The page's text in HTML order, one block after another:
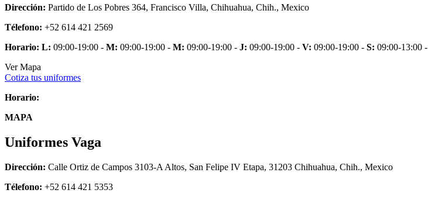
Dirección: Partido de Los Pobres 364, Francisco Villa, Chihuahua, Chih., Mexico
Télefono: +52 614 421 2569
Horario: L: 09:00-19:00 - M: 09:00-19:00 - M: 09:00-19:00 - J: 09:00-19:00 - V: 09:00-19:00 - S: 09:00-13:00 -
Ver Mapa
Cotiza tus uniformes
Horario:
MAPA
Uniformes Vaga
Dirección: Calle Ortiz de Campos 3103-A Altos, San Felipe IV Etapa, 31203 Chihuahua, Chih., Mexico
Télefono: +52 614 421 5353